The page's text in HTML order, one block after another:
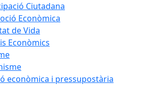
Ciutadana
Econòmica
de Vida
Econòmics
econòmica i pressupostària